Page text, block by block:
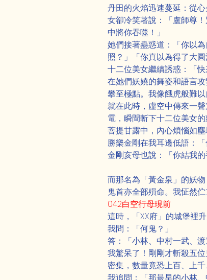
丹田的火焰迅速蔓延：從
女卻冷笑著說：「盧師尊
中將你吞噬！」
她們接著蠱惑道：「你以
照？」「你真以為得了大圓
十二位美女繼續誘惑：「
在她們妖嬈的舞姿和語言
攀至極點。我像餓虎般難
就在此時，虛空中傳來一
電，瞬間斬下十二位美女
菩提甘露中，內心煩惱如塵
勝樂金剛在我耳邊低語：
金剛亥母也說：「你結我
而那名為「黃金泉」的妖
鬼首亦全部殞命。我怔然
042白空行母現前
這時，「XX府」的城堡裡
我問：「何鬼？」
答：「小林、中村一武、
我驚呆了！剛剛才斬殺五
密集，數量竟恐上百、上